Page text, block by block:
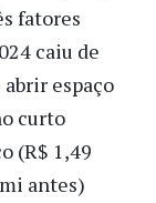
fatores
caiu de
abrir espaço
curto
(R$ 1,49
antes)